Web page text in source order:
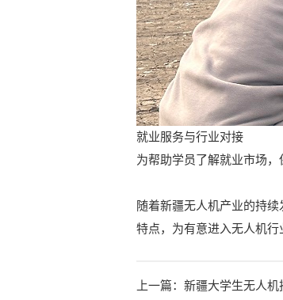
就业服务与行业对接
为帮助学员了解就业市场
随着新疆无人机产业的持
特点，为有意进入无人机行
上一篇： 新疆大学生无人机